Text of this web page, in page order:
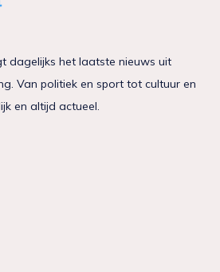
dagelijks het laatste nieuws uit
Van politiek en sport tot cultuur en
en altijd actueel.